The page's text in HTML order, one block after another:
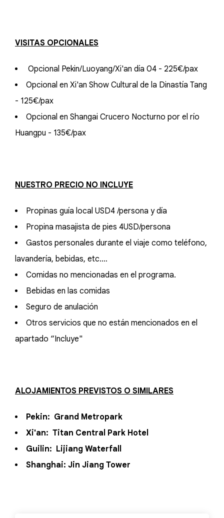
VISITAS OPCIONALES
Opcional Pekin/Luoyang/Xi'an día 04 - 225€/pax
Opcional en Xi'an Show Cultural de la Dinastía Tang
- 125€/pax
Opcional en Shangai Crucero Nocturno por el río
Huangpu - 135€/pax
NUESTRO PRECIO NO INCLUYE
Propinas guía local USD4 /persona y día
Propina masajista de pies 4USD/persona
Gastos personales durante el viaje como teléfono,
lavandería, bebidas, etc.…
Comidas no mencionadas en el programa.
Bebidas en las comidas
Seguro de anulación
Otros servicios que no están mencionados en el
apartado “Incluye"
ALOJAMIENTOS PREVISTOS O SIMILARES
Pekin: Grand Metropark
Xi'an: Titan Central Park Hotel
Guilin: Lijiang Waterfall
Shanghai: Jin Jiang Tower